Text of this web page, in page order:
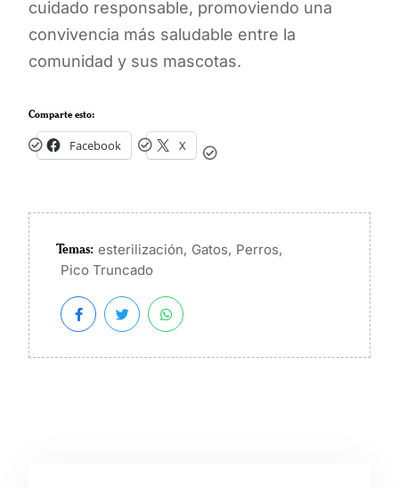
cuidado responsable, promoviendo una
convivencia más saludable entre la
comunidad y sus mascotas.
Comparte esto:
Facebook X
Temas: esterilización, Gatos, Perros,
Pico Truncado